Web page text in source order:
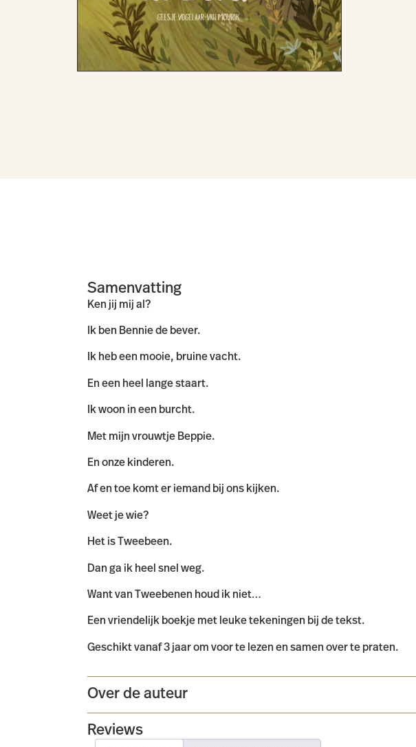
Samenvatting
Ken jij mij al?
Ik ben Bennie de bever.
Ik heb een mooie, bruine vacht.
En een heel lange staart.
Ik woon in een burcht.
Met mijn vrouwtje Beppie.
En onze kinderen.
Af en toe komt er iemand bij ons kijken.
Weet je wie?
Het is Tweebeen.
Dan ga ik heel snel weg.
Want van Tweebenen houd ik niet…
Een vriendelijk boekje met leuke tekeningen bij de tekst.
Geschikt vanaf 3 jaar om voor te lezen en samen over te praten.
Over de auteur
Reviews